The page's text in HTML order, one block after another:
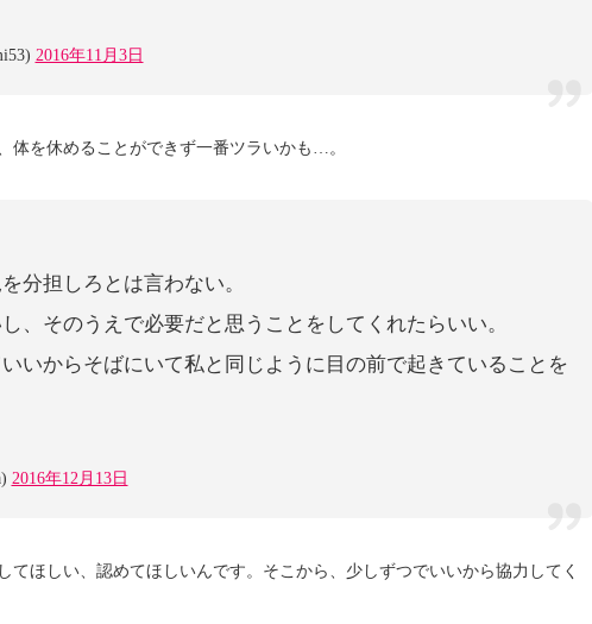
2016年11月3日
体を休めることができず一番ツラいかも…。
分担しろとは言わない。
、そのうえで必要だと思うことをしてくれたらいい。
いからそばにいて私と同じように目の前で起きていることを
2016年12月13日
てほしい、認めてほしいんです。そこから、少しずつでいいから協力してく